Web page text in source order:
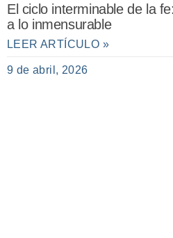
El ciclo interminable de la
a lo inmensurable
LEER ARTÍCULO »
9 de abril, 2026